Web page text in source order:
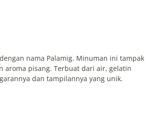
nama Palamig. Minuman ini tampak
aroma pisang. Terbuat dari air, gelatin
dan tampilannya yang unik.